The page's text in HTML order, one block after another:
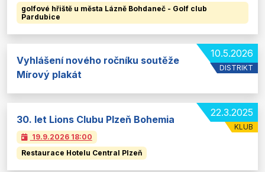
golfové hřiště u města Lázně Bohdaneč - Golf club
Pardubice
10.5.2026
DISTRIKT
Vyhlášení nového ročníku soutěže
Mírový plakát
22.3.2025
KLUB
30. let Lions Clubu Plzeň Bohemia
19.9.2026 18:00
Restaurace Hotelu Central Plzeň